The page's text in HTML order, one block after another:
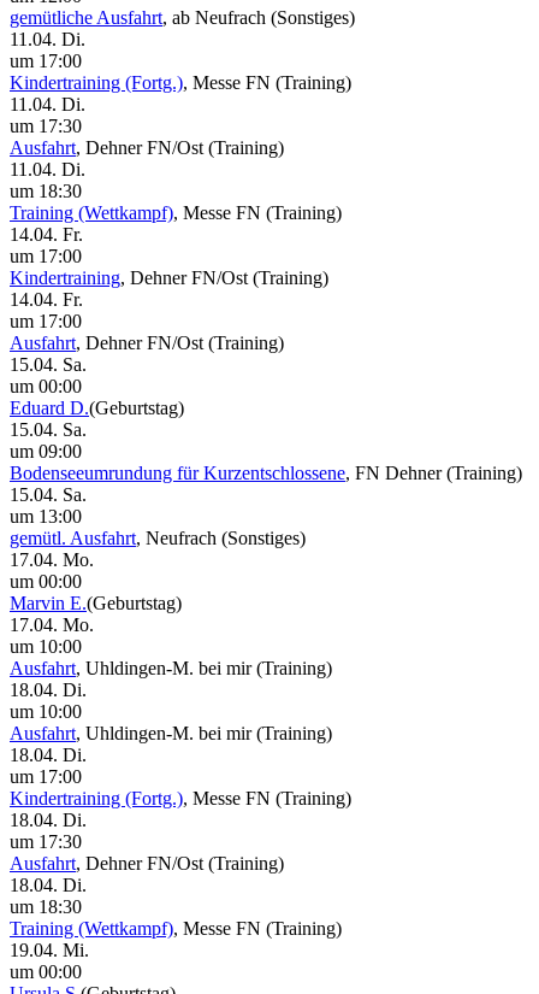
gemütliche Ausfahrt, ab Neufrach (Sonstiges)
11.04. Di.
um 17:00
Kindertraining (Fortg.), Messe FN (Training)
11.04. Di.
um 17:30
Ausfahrt, Dehner FN/Ost (Training)
11.04. Di.
um 18:30
Training (Wettkampf), Messe FN (Training)
14.04. Fr.
um 17:00
Kindertraining, Dehner FN/Ost (Training)
14.04. Fr.
um 17:00
Ausfahrt, Dehner FN/Ost (Training)
15.04. Sa.
um 00:00
Eduard D.(Geburtstag)
15.04. Sa.
um 09:00
Bodenseeumrundung für Kurzentschlossene, FN Dehner(Training)
15.04. Sa.
um 13:00
gemütl. Ausfahrt, Neufrach (Sonstiges)
17.04. Mo.
um 00:00
Marvin E.(Geburtstag)
17.04. Mo.
um 10:00
Ausfahrt, Uhldingen-M. bei mir(Training)
18.04. Di.
um 10:00
Ausfahrt, Uhldingen-M. bei mir(Training)
18.04. Di.
um 17:00
Kindertraining (Fortg.), Messe FN (Training)
18.04. Di.
um 17:30
Ausfahrt, Dehner FN/Ost (Training)
18.04. Di.
um 18:30
Training (Wettkampf), Messe FN (Training)
19.04. Mi.
um 00:00